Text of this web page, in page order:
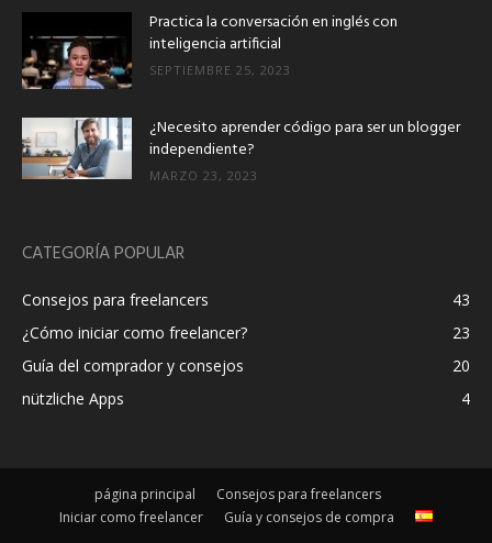
Practica la conversación en inglés con
inteligencia artificial
SEPTIEMBRE 25, 2023
¿Necesito aprender código para ser un blogger
independiente?
MARZO 23, 2023
CATEGORÍA POPULAR
Consejos para freelancers
43
¿Cómo iniciar como freelancer?
23
Guía del comprador y consejos
20
nützliche Apps
4
página principal
Consejos para freelancers
Iniciar como freelancer
Guía y consejos de compra